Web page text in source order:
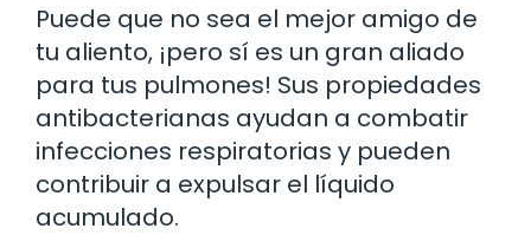
Puede que no sea el mejor amigo de
tu aliento, ¡pero sí es un gran aliado
para tus pulmones! Sus propiedades
antibacterianas ayudan a combatir
infecciones respiratorias y pueden
contribuir a expulsar el líquido
acumulado.